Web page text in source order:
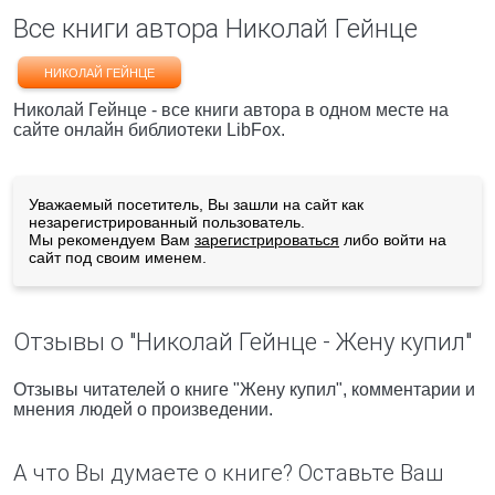
Все книги автора Николай Гейнце
НИКОЛАЙ ГЕЙНЦЕ
Николай Гейнце - все книги автора в одном месте на
сайте онлайн библиотеки LibFox.
Уважаемый посетитель, Вы зашли на сайт как
незарегистрированный пользователь.
Мы рекомендуем Вам зарегистрироваться либо войти на
сайт под своим именем.
Отзывы о "Николай Гейнце - Жену купил"
Отзывы читателей о книге "Жену купил", комментарии и
мнения людей о произведении.
А что Вы думаете о книге? Оставьте Ваш